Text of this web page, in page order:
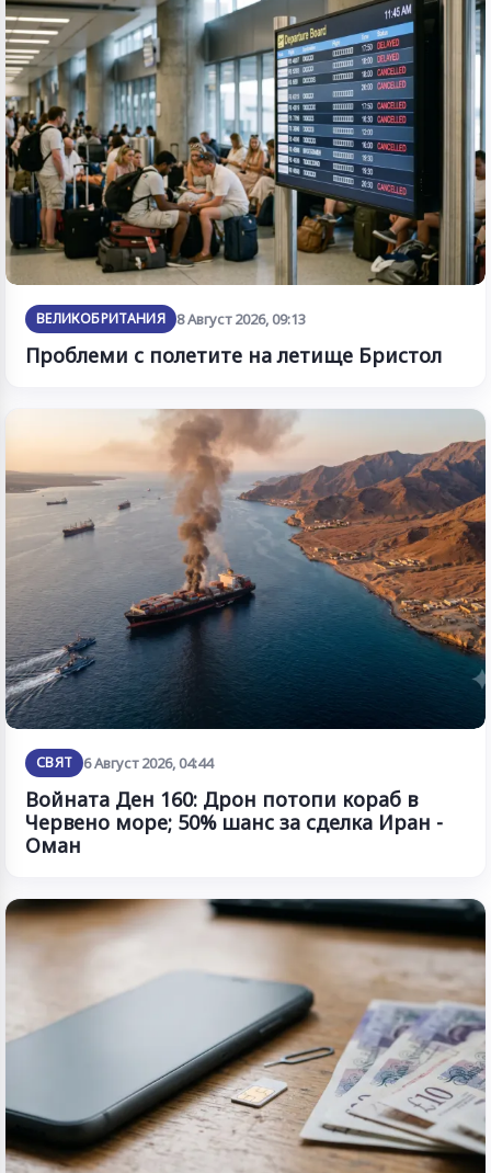
ВЕЛИКОБРИТАНИЯ 8 Август 2026, 09:13
Проблеми с полетите на летище Бристол
СВЯТ 6 Август 2026, 04:44
Войната Ден 160: Дрон потопи кораб в
Червено море; 50% шанс за сделка Иран -
Оман